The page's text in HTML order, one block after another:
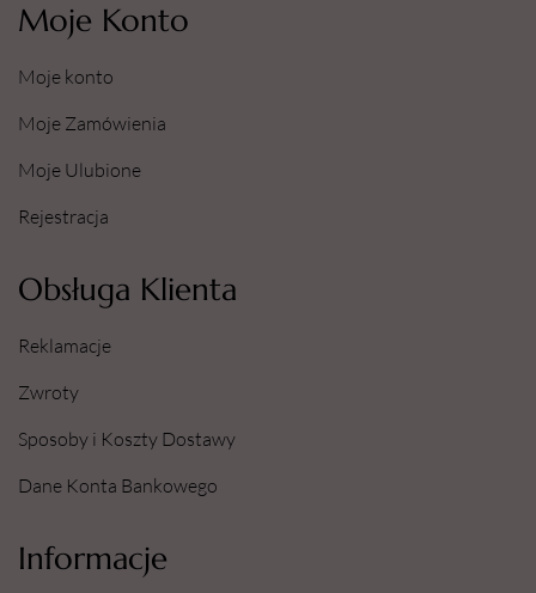
Moje Konto
Moje konto
Moje Zamówienia
Moje Ulubione
Rejestracja
Obsługa Klienta
Reklamacje
Zwroty
Sposoby i Koszty Dostawy
Dane Konta Bankowego
Informacje